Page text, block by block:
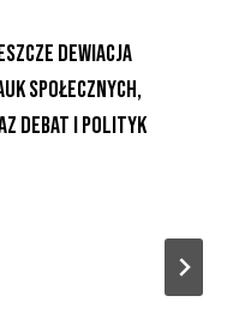
Dewiacja
Społecznych,
Debat I Polityk